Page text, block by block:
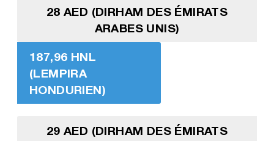
28 AED (DIRHAM DES ÉMIRATS
ARABES UNIS)
187,96 HNL
(LEMPIRA
HONDURIEN)
29 AED (DIRHAM DES ÉMIRATS